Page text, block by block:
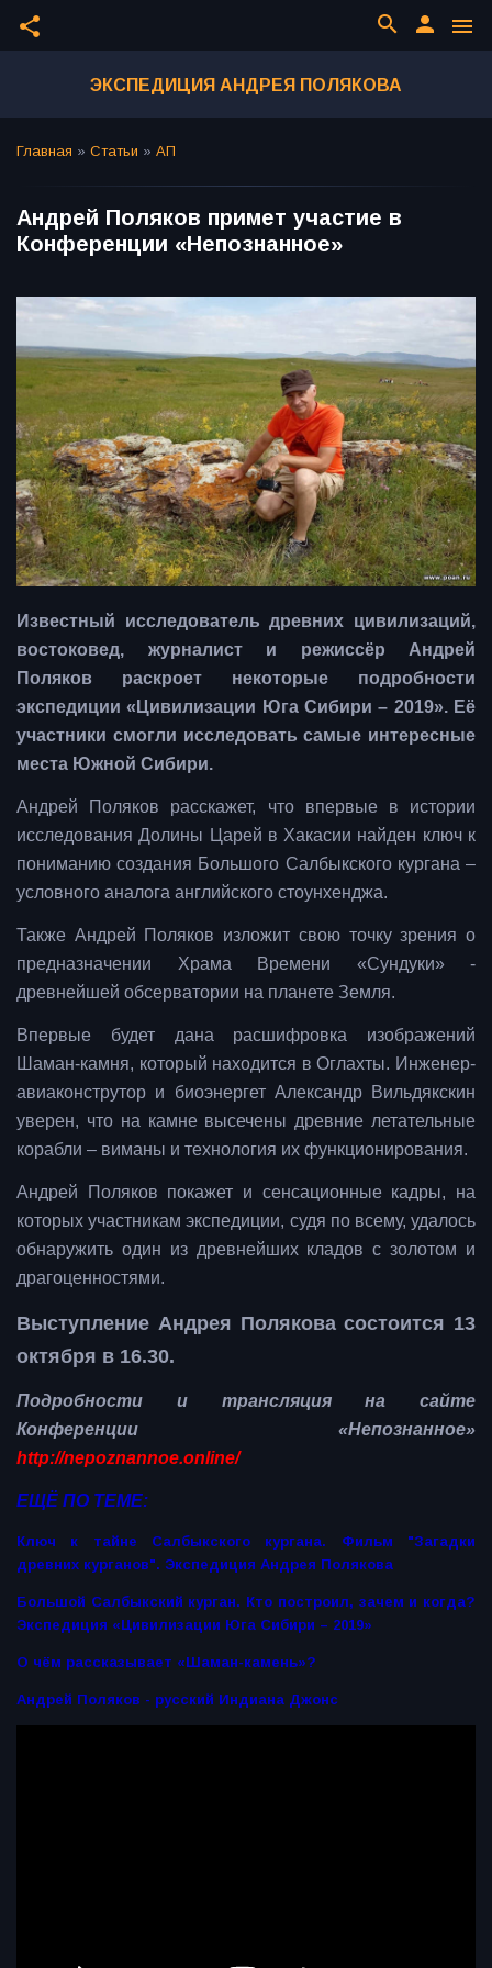
share menu
person
search
ЭКСПЕДИЦИЯ АНДРЕЯ ПОЛЯКОВА
Главная » Статьи » АП
Андрей Поляков примет участие в
Конференции «Непознанное»
Известный исследователь древних цивилизаций,
востоковед, журналист и режиссёр Андрей
Поляков раскроет некоторые подробности
экспедиции «Цивилизации Юга Сибири – 2019». Её
участники смогли исследовать самые интересные
места Южной Сибири.
Андрей Поляков расскажет, что впервые в истории
исследования Долины Царей в Хакасии найден ключ к
пониманию создания Большого Салбыкского кургана –
условного аналога английского стоунхенджа.
Также Андрей Поляков изложит свою точку зрения о
предназначении Храма Времени «Сундуки» -
древнейшей обсерватории на планете Земля.
Впервые будет дана расшифровка изображений
Шаман-камня, который находится в Оглахты. Инженер-
авиаконструтор и биоэнергет Александр Вильдякскин
уверен, что на камне высечены древние летательные
корабли – виманы и технология их функционирования.
Андрей Поляков покажет и сенсационные кадры, на
которых участникам экспедиции, судя по всему, удалось
обнаружить один из древнейших кладов с золотом и
драгоценностями.
Выступление Андрея Полякова состоится 13
октября в 16.30.
Подробности и трансляция на сайте
Конференции «Непознанное»
http://nepoznannoe.online/
ЕЩЁ ПО ТЕМЕ:
Ключ к тайне Салбыкского кургана. Фильм "Загадки
древних курганов". Экспедиция Андрея Полякова
Большой Салбыкский курган. Кто построил, зачем и когда?
Экспедиция «Цивилизации Юга Сибири – 2019»
О чём рассказывает «Шаман-камень»?
Андрей Поляков - русский Индиана Джонс